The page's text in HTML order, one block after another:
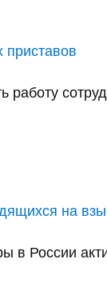
приставов
работу
на
в России